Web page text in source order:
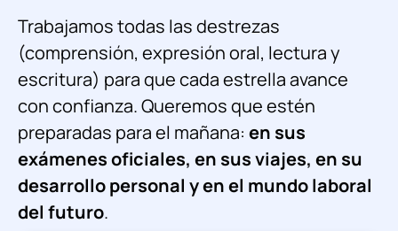
Trabajamos todas las destrezas
(comprensión, expresión oral, lectura y
escritura) para que cada estrella avance
con confianza. Queremos que estén
preparadas para el mañana: en sus
exámenes oficiales, en sus viajes, en su
desarrollo personal y en el mundo laboral
del futuro.